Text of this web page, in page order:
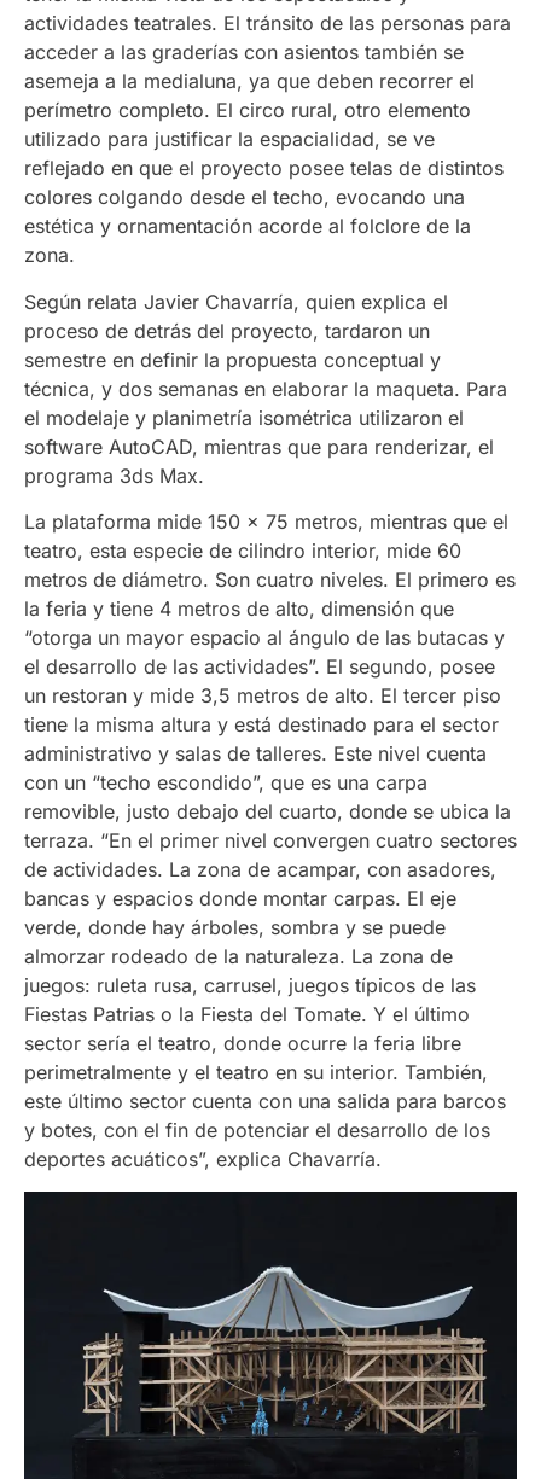
actividades teatrales. El tránsito de las personas para
acceder a las graderías con asientos también se
asemeja a la medialuna, ya que deben recorrer el
perímetro completo. El circo rural, otro elemento
utilizado para justificar la espacialidad, se ve
reflejado en que el proyecto posee telas de distintos
colores colgando desde el techo, evocando una
estética y ornamentación acorde al folclore de la
zona.
Según relata Javier Chavarría, quien explica el
proceso de detrás del proyecto, tardaron un
semestre en definir la propuesta conceptual y
técnica, y dos semanas en elaborar la maqueta. Para
el modelaje y planimetría isométrica utilizaron el
software AutoCAD, mientras que para renderizar, el
programa 3ds Max.
La plataforma mide 150 x 75 metros, mientras que el
teatro, esta especie de cilindro interior, mide 60
metros de diámetro. Son cuatro niveles. El primero es
la feria y tiene 4 metros de alto, dimensión que
“otorga un mayor espacio al ángulo de las butacas y
el desarrollo de las actividades”. El segundo, posee
un restoran y mide 3,5 metros de alto. El tercer piso
tiene la misma altura y está destinado para el sector
administrativo y salas de talleres. Este nivel cuenta
con un “techo escondido”, que es una carpa
removible, justo debajo del cuarto, donde se ubica la
terraza. “En el primer nivel convergen cuatro sectores
de actividades. La zona de acampar, con asadores,
bancas y espacios donde montar carpas. El eje
verde, donde hay árboles, sombra y se puede
almorzar rodeado de la naturaleza. La zona de
juegos: ruleta rusa, carrusel, juegos típicos de las
Fiestas Patrias o la Fiesta del Tomate. Y el último
sector sería el teatro, donde ocurre la feria libre
perimetralmente y el teatro en su interior. También,
este último sector cuenta con una salida para barcos
y botes, con el fin de potenciar el desarrollo de los
deportes acuáticos”, explica Chavarría.